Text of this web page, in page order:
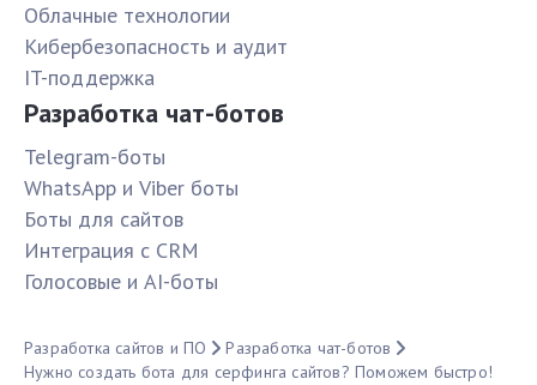
Облачные технологии
Кибербезопасность и аудит
IT-поддержка
Разработка чат-ботов
Telegram-боты
WhatsApp и Viber боты
Боты для сайтов
Интеграция с CRM
Голосовые и AI-боты
Разработка сайтов и ПО
Разработка чат-ботов
Нужно создать бота для серфинга сайтов? Поможем быстро!